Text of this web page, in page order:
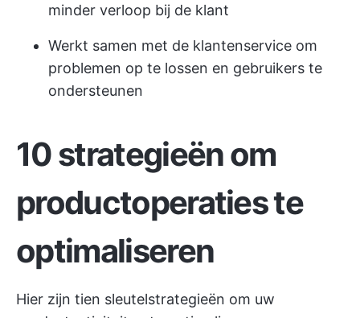
minder verloop bij de klant
Werkt samen met de klantenservice om
problemen op te lossen en gebruikers te
ondersteunen
10 strategieën om
productoperaties te
optimaliseren
Hier zijn tien sleutelstrategieën om uw